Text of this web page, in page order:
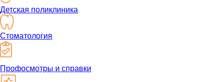
Детская поликлиника
Стоматология
Профосмотры и справки